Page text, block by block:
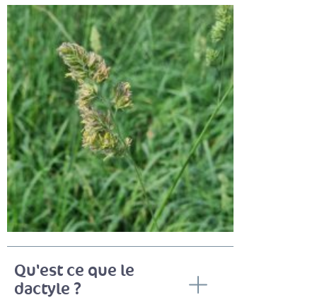
Qu'est ce que le
dactyle ?